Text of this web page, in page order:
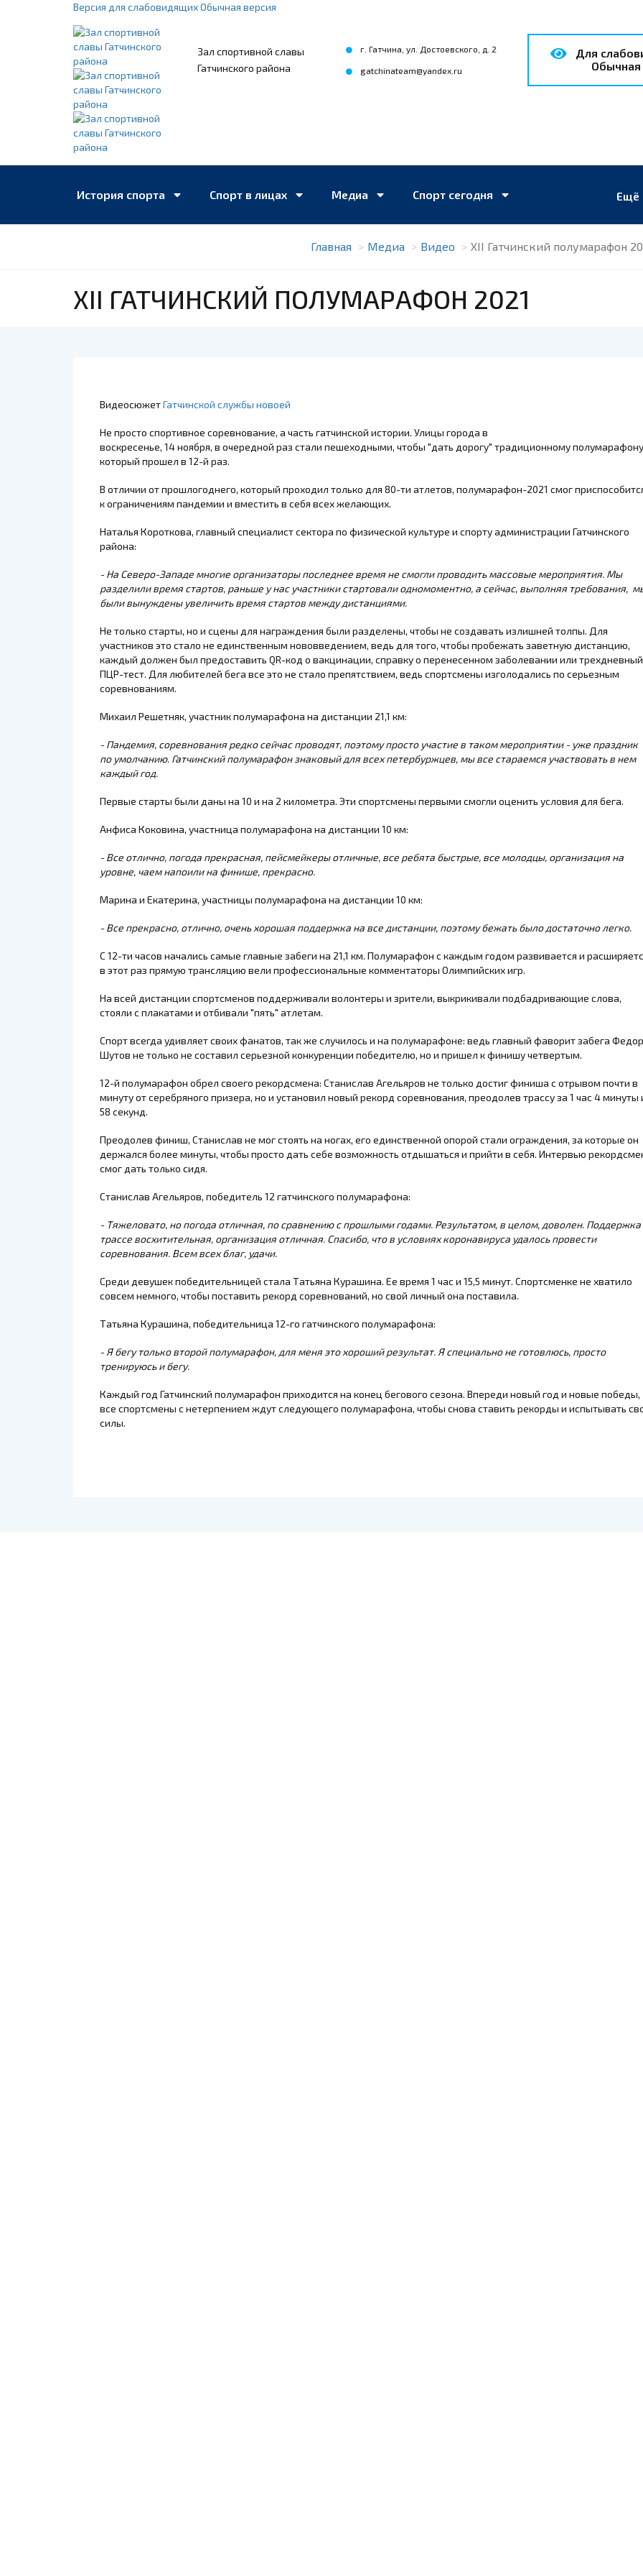
Версия для слабовидящихОбычная версия
Зал спортивной славы
Гатчинского района
г. Гатчина, ул. Достоевского, д. 2
gatchinateam@yandex.ru
для
История спорта Спорт в лицах Медиа Спорт сегодня
Учреждения спорта
Ещё
Главная Медиа Видео XII Гатчинский полумарафон
XII ГАТЧИНСКИЙ ПОЛУМАРАФОН 2021
ВидеосюжетГатчинской службы новоей
Не просто спортивное соревнование, а часть гатчинской истории. Улицы города в
воскресенье, 14 ноября, в очередной раз стали пешеходными, чтобы "дать дорогу" традиционному
который прошел в 12-й раз.
В отличии от прошлогоднего, который проходил только для 80-ти атлетов, полумарафон-2021 смог
к ограничениям пандемии и вместить в себя всех желающих.
Наталья Короткова, главный специалист сектора по физической культуре и спорту администрации Гатчинского
района:
- На Северо-Западе многие организаторы последнее время не смогли проводить массовые мероприятия. Мы
разделили время стартов, раньше у нас участники стартовали одномоментно, а сейчас, выполняя требования,
были вынуждены увеличить время стартов между дистанциями.
Не только старты, но и сцены для награждения были разделены, чтобы не создавать излишней толпы. Для
участников это стало не единственным нововведением, ведь для того, чтобы пробежать заветную дистанцию,
каждый должен был предоставить QR-код о вакцинации, справку о перенесенном заболевании или трехдневный
ПЦР-тест. Для любителей бега все это не стало препятствием, ведь спортсмены изголодались по серьезным
соревнованиям.
Михаил Решетняк, участник полумарафона на дистанции 21,1 км:
- Пандемия, соревнования редко сейчас проводят, поэтому просто участие в таком мероприятии - уже праздник
по умолчанию. Гатчинский полумарафон знаковый для всех петербуржцев, мы все стараемся участвовать в нем
каждый год.
Первые старты были даны на 10 и на 2 километра. Эти спортсмены первыми смогли оценить условия для бега.
Анфиса Коковина, участница полумарафона на дистанции 10 км:
- Все отлично, погода прекрасная, пейсмейкеры отличные, все ребята быстрые, все молодцы, организация на
уровне, чаем напоили на финише, прекрасно.
Марина и Екатерина, участницы полумарафона на дистанции 10 км:
- Все прекрасно, отлично, очень хорошая поддержка на все дистанции, поэтому бежать было достаточно легко.
С 12-ти часов начались самые главные забеги на 21,1 км. Полумарафон с каждым годом развивается и
в этот раз прямую трансляцию вели профессиональные комментаторы Олимпийских игр.
На всей дистанции спортсменов поддерживали волонтеры и зрители, выкрикивали подбадривающие слова,
стояли с плакатами и отбивали "пять" атлетам.
Спорт всегда удивляет своих фанатов, так же случилось и на полумарафоне: ведь главный фаворит забега Федор
Шутов не только не составил серьезной конкуренции победителю, но и пришел к финишу четвертым.
12-й полумарафон обрел своего рекордсмена: Станислав Агельяров не только достиг финиша с отрывом почти в
минуту от серебряного призера, но и установил новый рекорд соревнования, преодолев трассу за 1 час 4 минуты
58 секунд.
Преодолев финиш, Станислав не мог стоять на ногах, его единственной опорой стали ограждения, за которые он
держался более минуты, чтобы просто дать себе возможность отдышаться и прийти в себя. Интервью
смог дать только сидя.
Станислав Агельяров, победитель 12 гатчинского полумарафона:
- Тяжеловато, но погода отличная, по сравнению с прошлыми годами. Результатом, в целом, доволен. Поддержка
трассе восхитительная, организация отличная. Спасибо, что в условиях коронавируса удалось провести
соревнования. Всем всех благ, удачи.
Среди девушек победительницей стала Татьяна Курашина. Ее время 1 час и 15,5 минут. Спортсменке не хватило
совсем немного, чтобы поставить рекорд соревнований, но свой личный она поставила.
Татьяна Курашина, победительница 12-го гатчинского полумарафона:
- Я бегу только второй полумарафон, для меня это хороший результат. Я специально не готовлюсь, просто
тренируюсь и бегу.
Каждый год Гатчинский полумарафон приходится на конец бегового сезона. Впереди новый год и новые победы,
все спортсмены с нетерпением ждут следующего полумарафона, чтобы снова ставить рекорды и испытывать
силы.